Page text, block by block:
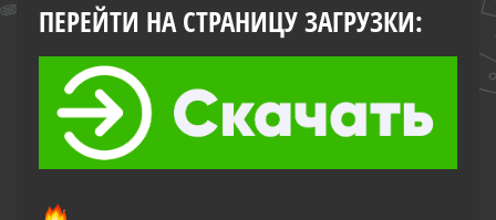
ПЕРЕЙТИ НА СТРАНИЦУ ЗАГРУЗКИ: